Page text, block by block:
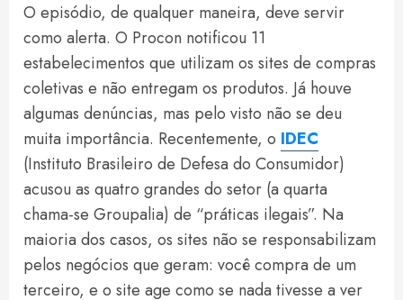
O episódio, de qualquer maneira, deve servir
como alerta. O Procon notificou 11
estabelecimentos que utilizam os sites de compras
coletivas e não entregam os produtos. Já houve
algumas denúncias, mas pelo visto não se deu
muita importância. Recentemente, o IDEC
(Instituto Brasileiro de Defesa do Consumidor)
acusou as quatro grandes do setor (a quarta
chama-se Groupalia) de “práticas ilegais”. Na
maioria dos casos, os sites não se responsabilizam
pelos negócios que geram: você compra de um
terceiro, e o site age como se nada tivesse a ver